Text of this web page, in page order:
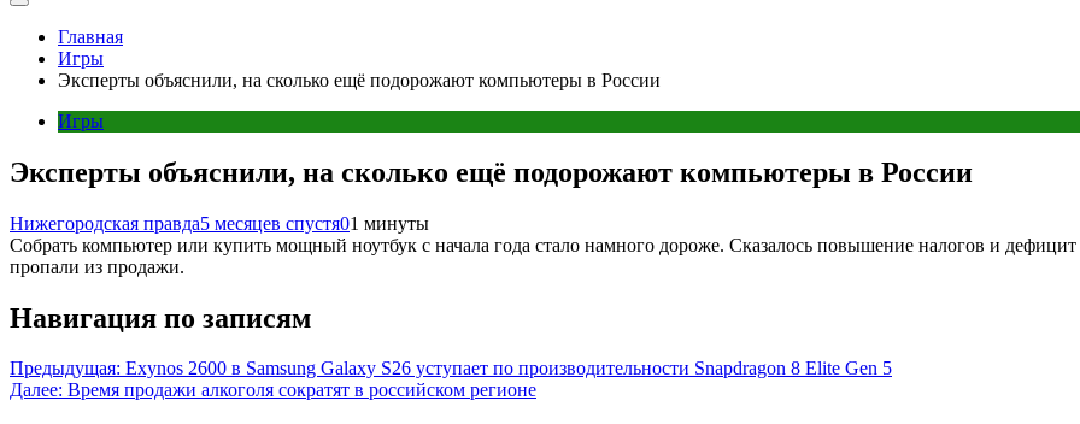
Главная
Игры
Эксперты объяснили, на сколько ещё подорожают компьютеры в России
Игры
Эксперты объяснили, на сколько ещё подорожают компьютеры в России
Нижегородская правда5 месяцев спустя01 минуты
Собрать компьютер или купить мощный ноутбук с начала года стало намного дороже. Сказалось повышение налогов и
пропали из продажи.
Навигация по записям
Предыдущая: Exynos 2600 в Samsung Galaxy S26 уступает по производительности Snapdragon 8 Elite Gen 5
Далее: Время продажи алкоголя сократят в российском регионе